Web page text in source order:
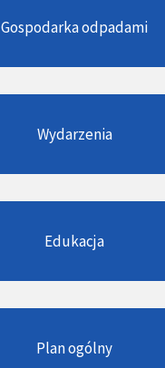
Gospodarka odpadami
Wydarzenia
Edukacja
Plan ogólny